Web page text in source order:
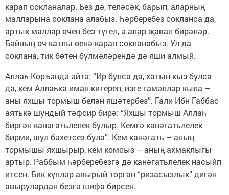
карап сокланалар. Без дә, теләсәк, барып, аларның
малларына соклана алабыз. Һәрберебез сокланса да,
артык маллар өчен без түгел, ә алар җавап бирәләр.
Байның өч катлы өенә карап сокланабыз. Ул да
соклана, тик бөтен бүлмәләрендә дә яши алмый.
Аллаһ Коръәндә әйтә: “Ир булса да, хатын-кыз булса
да, кем Аллаһка иман китереп, изге гамәлләр кыла –
аны яхшы тормыш белән яшәтербез”. Гали Ибн Габбас
аятькә шундый тәфсир бирә: “Яхшы тормыш Аллаһ
биргән канәгатьлелек булыр. Кемгә канәгатьлелек
бирми, шул бәхетсез була”. Кем канәгать – аның
тормышы яхшырыр, кем комсыз – аның ахмаклыгы
артыр. Раббым һәрберебезгә дә канәгатьлелек насыйп
итсен. Бик күпләр авырый торган “ризасызлык” дигән
авырулардан безгә шифа бирсен.